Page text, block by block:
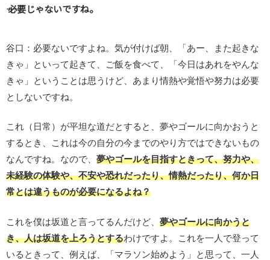
―― 必要じゃないですね。
谷口：必要ないですよね。気が付けば朝、「あー、また起きな
きゃ」といって起きて、ご飯を食べて、「今日はあれをやんな
きゃ」ということは思うけど、あまり情熱や覚悟や努力は必要
としないですね。
これ（日常）が平坦な道だとすると、夢やゴールに向かおうと
するとき、これは今の自分の今までのやり方ではできないもの
なんですね。なので、 夢やゴールを目指すときって、努力や、
未経験の体験や、不安や恐れだったり、情熱だったり、何か日
常とは違うものが必要になるよね？
これを僕は坂道と言ってるんだけど、 夢やゴールに向かうと
き、人は坂道を上ろうとするわけですよ。これを一人で登って
いるときって、例えば、「マラソン始めよう」と思って、一人